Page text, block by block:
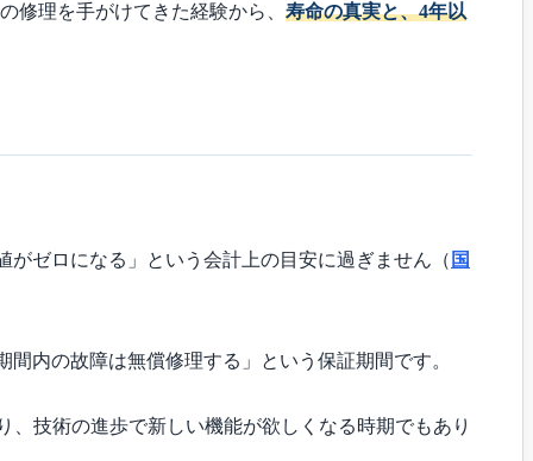
修理を手がけてきた経験から、 寿命の真実と、4年以
ゼロになる」という会計上の目安に過ぎません（ 国
内の故障は無償修理する」という保証期間です。
技術の進歩で新しい機能が欲しくなる時期でもあり